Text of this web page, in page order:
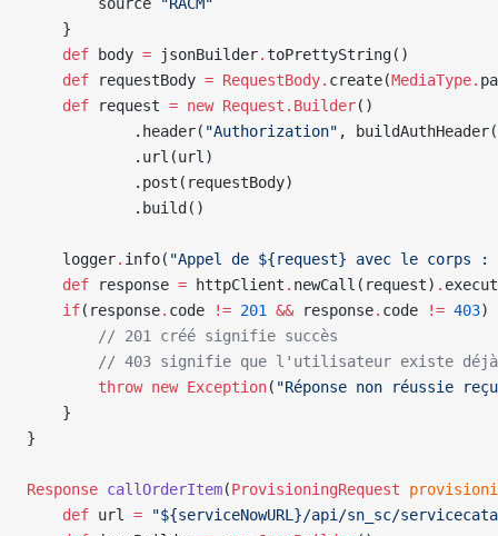
    }
    def
body = jsonBuilder. toPrettyString()
    def
requestBody = RequestBody. create(MediaType.
    def
request = new Request.Builder()
            .header(
"Authorization" ,
            .url(url)
            .post(requestBody)
            .build()
    logger
. info( "Appel de ${request} avec le corps
    def
response = httpClient . newCall(request) .
    if
(response. code != 201 && response. code != 403)
        // 201 créé signifie succès
        // 403 signifie que l'utilisateur existe déjà
        throw
new Exception( "Réponse non réussie
    }
}
Response callOrderItem(ProvisioningRequest
    def
url = "${serviceNowURL}/api/sn_sc/